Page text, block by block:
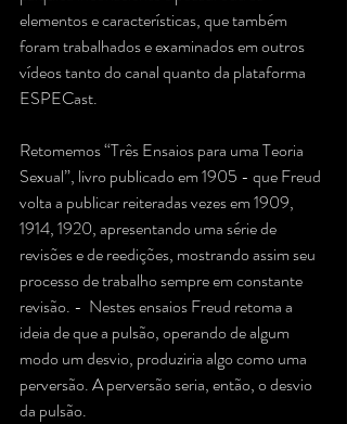
elementos e características, que também
foram trabalhados e examinados em outros
vídeos tanto do canal quanto da plataforma
ESPECast.
Retomemos “Três Ensaios para uma Teoria
Sexual”, livro publicado em 1905 - que Freud
volta a publicar reiteradas vezes em 1909,
1914, 1920, apresentando uma série de
revisões e de reedições, mostrando assim seu
processo de trabalho sempre em constante
revisão. -  Nestes ensaios Freud retoma a
ideia de que a pulsão, operando de algum
modo um desvio, produziria algo como uma
perversão. A perversão seria, então, o desvio
da pulsão.